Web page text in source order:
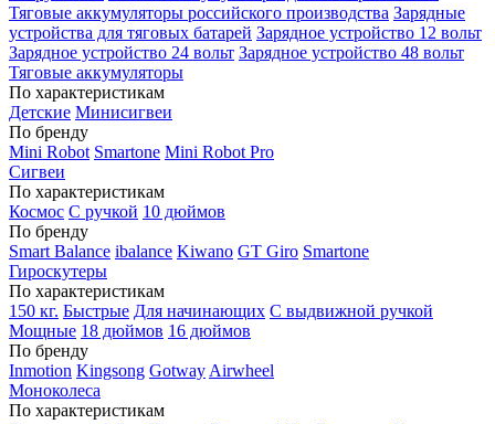
Тяговые аккумуляторы российского производства Зарядные
устройства для тяговых батарей Зарядное устройство 12 вольт
Зарядное устройство 24 вольт Зарядное устройство 48 вольт
Тяговые аккумуляторы
По характеристикам
Детские Минисигвеи
По бренду
Mini Robot Smartone Mini Robot Pro
Сигвеи
По характеристикам
Космос С ручкой 10 дюймов
По бренду
Smart Balance ibalance Kiwano GT Giro Smartone
Гироскутеры
По характеристикам
150 кг. Быстрые Для начинающих С выдвижной ручкой
Мощные 18 дюймов 16 дюймов
По бренду
Inmotion Kingsong Gotway Airwheel
Моноколеса
По характеристикам